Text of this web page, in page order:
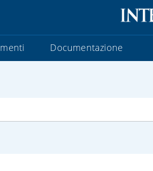
Documentazione